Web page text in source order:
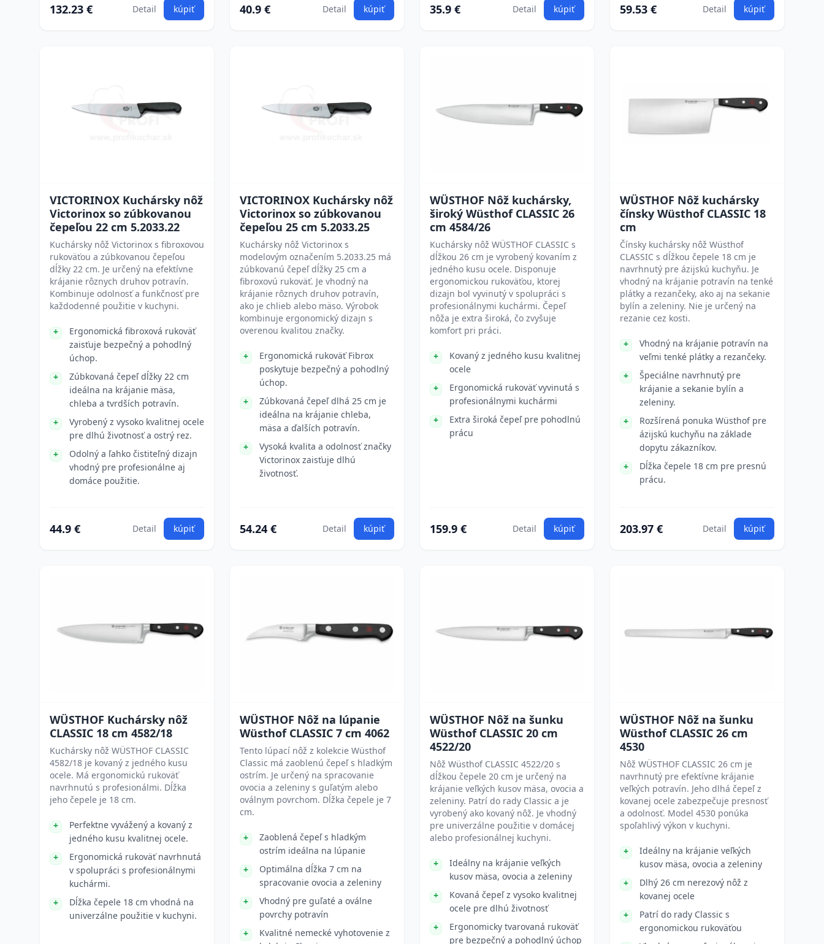
132.23 € Detail kúpiť 40.9 € Detail kúpiť 35.9 € Detail kúpiť 59.53 € Detail kúpiť
VICTORINOX Kuchársky nôž
Victorinox so zúbkovanou
čepeľou 22 cm 5.2033.22
Kuchársky nôž Victorinox s fibroxovou
rukoväťou a zúbkovanou čepeľou
dĺžky 22 cm. Je určený na efektívne
krájanie rôznych druhov potravín.
Kombinuje odolnosť a funkčnosť pre
každodenné použitie v kuchyni.
Ergonomická fibroxová rukoväť
zaisťuje bezpečný a pohodlný
úchop.
Zúbkovaná čepeľ dĺžky 22 cm
ideálna na krájanie mäsa,
chleba a tvrdších potravín.
Vyrobený z vysoko kvalitnej ocele
pre dlhú životnosť a ostrý rez.
Odolný a ľahko čistiteľný dizajn
vhodný pre profesionálne aj
domáce použitie.
44.9 € Detail kúpiť
VICTORINOX Kuchársky nôž
Victorinox so zúbkovanou
čepeľou 25 cm 5.2033.25
Kuchársky nôž Victorinox s
modelovým označením 5.2033.25 má
zúbkovanú čepeľ dĺžky 25 cm a
fibroxovú rukoväť. Je vhodný na
krájanie rôznych druhov potravín,
ako je chlieb alebo mäso. Výrobok
kombinuje ergonomický dizajn s
overenou kvalitou značky.
Ergonomická rukoväť Fibrox
poskytuje bezpečný a pohodlný
úchop.
Zúbkovaná čepeľ dlhá 25 cm je
ideálna na krájanie chleba,
mäsa a ďalších potravín.
Vysoká kvalita a odolnosť značky
Victorinox zaisťuje dlhú
životnosť.
54.24 € Detail kúpiť
WÜSTHOF Nôž kuchársky,
široký Wüsthof CLASSIC 26
cm 4584/26
Kuchársky nôž WÜSTHOF CLASSIC s
dĺžkou 26 cm je vyrobený kovaním z
jedného kusu ocele. Disponuje
ergonomickou rukoväťou, ktorej
dizajn bol vyvinutý v spolupráci s
profesionálnymi kuchármi. Čepeľ
nôža je extra široká, čo zvyšuje
komfort pri práci.
Kovaný z jedného kusu kvalitnej
ocele
Ergonomická rukoväť vyvinutá s
profesionálnymi kuchármi
Extra široká čepeľ pre pohodlnú
prácu
159.9 € Detail kúpiť
WÜSTHOF Nôž kuchársky
čínsky Wüsthof CLASSIC 18
cm
Čínsky kuchársky nôž Wüsthof
CLASSIC s dĺžkou čepele 18 cm je
navrhnutý pre ázijskú kuchyňu. Je
vhodný na krájanie potravín na tenké
plátky a rezančeky, ako aj na sekanie
bylín a zeleniny. Nie je určený na
rezanie cez kosti.
Vhodný na krájanie potravín na
veľmi tenké plátky a rezančeky.
Špeciálne navrhnutý pre
krájanie a sekanie bylín a
zeleniny.
Rozšírená ponuka Wüsthof pre
ázijskú kuchyňu na základe
dopytu zákazníkov.
Dĺžka čepele 18 cm pre presnú
prácu.
203.97 € Detail kúpiť
WÜSTHOF Kuchársky nôž
CLASSIC 18 cm 4582/18
Kuchársky nôž WÜSTHOF CLASSIC
4582/18 je kovaný z jedného kusu
ocele. Má ergonomickú rukoväť
navrhnutú s profesionálmi. Dĺžka
jeho čepele je 18 cm.
Perfektne vyvážený a kovaný z
jedného kusu kvalitnej ocele.
Ergonomická rukoväť navrhnutá
v spolupráci s profesionálnymi
kuchármi.
Dĺžka čepele 18 cm vhodná na
univerzálne použitie v kuchyni.
WÜSTHOF Nôž na lúpanie
Wüsthof CLASSIC 7 cm 4062
Tento lúpací nôž z kolekcie Wüsthof
Classic má zaoblenú čepeľ s hladkým
ostrím. Je určený na spracovanie
ovocia a zeleniny s guľatým alebo
oválnym povrchom. Dĺžka čepele je 7
cm.
Zaoblená čepeľ s hladkým
ostrím ideálna na lúpanie
Optimálna dĺžka 7 cm na
spracovanie ovocia a zeleniny
Vhodný pre guľaté a oválne
povrchy potravín
Kvalitné nemecké vyhotovenie z
WÜSTHOF Nôž na šunku
Wüsthof CLASSIC 20 cm
4522/20
Nôž Wüsthof CLASSIC 4522/20 s
dĺžkou čepele 20 cm je určený na
krájanie veľkých kusov mäsa, ovocia a
zeleniny. Patrí do rady Classic a je
vyrobený ako kovaný nôž. Je vhodný
pre univerzálne použitie v domácej
alebo profesionálnej kuchyni.
Ideálny na krájanie veľkých
kusov mäsa, ovocia a zeleniny
Kovaná čepeľ z vysoko kvalitnej
ocele pre dlhú životnosť
Ergonomicky tvarovaná rukoväť
pre bezpečný a pohodlný úchop
WÜSTHOF Nôž na šunku
Wüsthof CLASSIC 26 cm
4530
Nôž WÜSTHOF CLASSIC 26 cm je
navrhnutý pre efektívne krájanie
veľkých potravín. Jeho dlhá čepeľ z
kovanej ocele zabezpečuje presnosť
a odolnosť. Model 4530 ponúka
spoľahlivý výkon v kuchyni.
Ideálny na krájanie veľkých
kusov mäsa, ovocia a zeleniny
Dlhý 26 cm nerezový nôž z
kovanej ocele
Patrí do rady Classic s
ergonomickou rukoväťou